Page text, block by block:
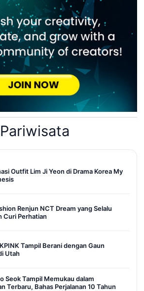
Outfit Lim Ji Yeon di Drama Korea My
Renjun NCT Dream yang Selalu
Curi Perhatian
Tampil Berani dengan Gaun
Utah
Seok Tampil Memukau dalam
Terbaru, Bahas Perjalanan 10 Tahun